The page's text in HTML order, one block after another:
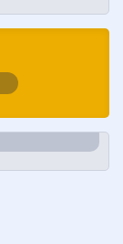
آصف آریا
ابولفضل رضوانی
ابی دولابی
ابی و کامران و هومن